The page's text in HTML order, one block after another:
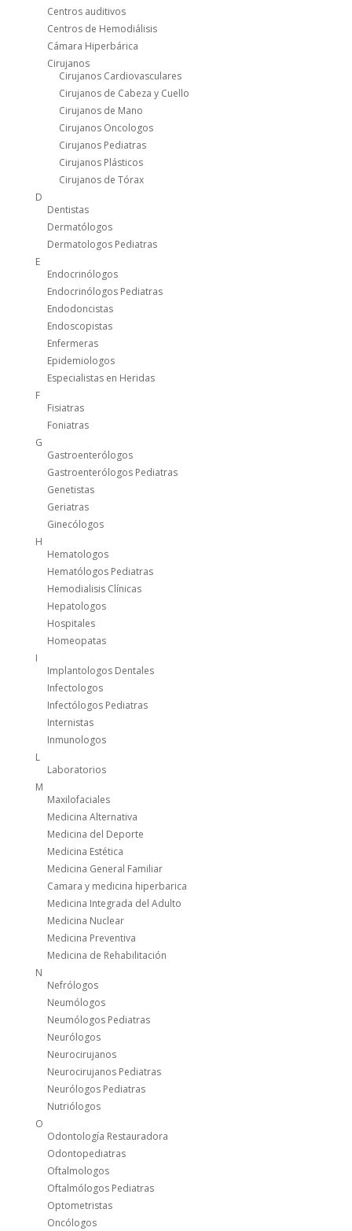
Centros auditivos
Centros de Hemodiálisis
Cámara Hiperbárica
Cirujanos
Cirujanos Cardiovasculares
Cirujanos de Cabeza y Cuello
Cirujanos de Mano
Cirujanos Oncologos
Cirujanos Pediatras
Cirujanos Plásticos
Cirujanos de Tórax
D
Dentistas
Dermatólogos
Dermatologos Pediatras
E
Endocrinólogos
Endocrinólogos Pediatras
Endodoncistas
Endoscopistas
Enfermeras
Epidemiologos
Especialistas en Heridas
F
Fisiatras
Foniatras
G
Gastroenterólogos
Gastroenterólogos Pediatras
Genetistas
Geriatras
Ginecólogos
H
Hematologos
Hematólogos Pediatras
Hemodialisis Clínicas
Hepatologos
Hospitales
Homeopatas
I
Implantologos Dentales
Infectologos
Infectólogos Pediatras
Internistas
Inmunologos
L
Laboratorios
M
Maxilofaciales
Medicina Alternativa
Medicina del Deporte
Medicina Estética
Medicina General Familiar
Camara y medicina hiperbarica
Medicina Integrada del Adulto
Medicina Nuclear
Medicina Preventiva
Medicina de Rehabilitación
N
Nefrólogos
Neumólogos
Neumólogos Pediatras
Neurólogos
Neurocirujanos
Neurocirujanos Pediatras
Neurólogos Pediatras
Nutriólogos
O
Odontología Restauradora
Odontopediatras
Oftalmologos
Oftalmólogos Pediatras
Optometristas
Oncólogos